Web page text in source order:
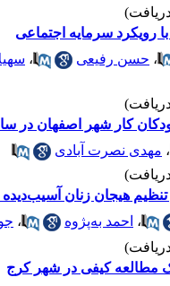
رویکرد سرمایه اجتماعی
، حسن رفیعی ،
کار شهر اصفهان در سال
، مهدی نصرت آبادی
هیجان زنان آسیب‌دیده
، احمد بهپژوه ،
مطالعه کیفی در شهر کرج